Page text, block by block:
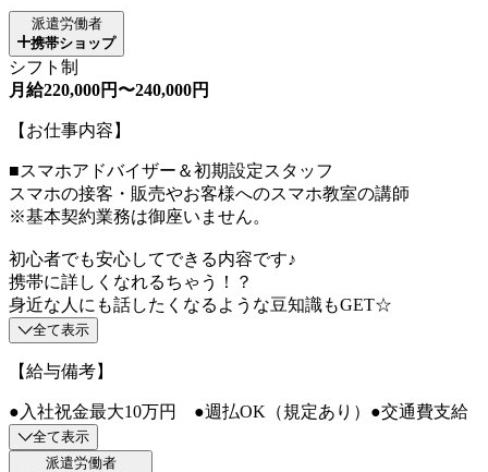
派遣労働者
携帯ショップ
シフト制
月給220,000円〜240,000円
【お仕事内容】
■スマホアドバイザー＆初期設定スタッフ
スマホの接客・販売やお客様へのスマホ教室の講師
※基本契約業務は御座いません。
初心者でも安心してできる内容です♪
携帯に詳しくなれるちゃう！？
身近な人にも話したくなるような豆知識もGET☆
全て表示
【給与備考】
●入社祝金最大10万円 ●週払OK（規定あり）●交通費支給
全て表示
派遣労働者